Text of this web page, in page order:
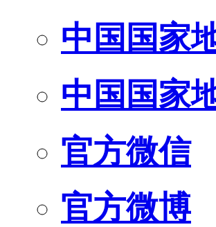
中国国家
中国国家
官方微信
官方微博